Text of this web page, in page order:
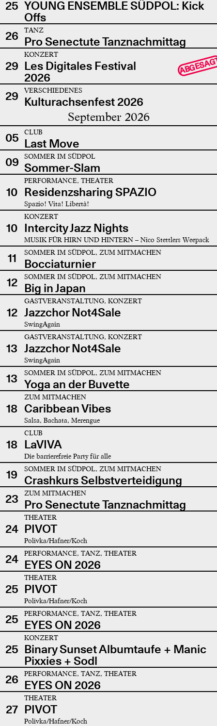
25 YOUNG ENSEMBLE SÜDPOL: Kick
Offs
26
TANZ
Pro Senectute Tanznachmittag
29
KONZERT
Les Digitales Festival
2026
29 VERSCHIEDENES
Kulturachsenfest 2026
September 2026
05 CLUB
Last Move
09
SOMMER IM SÜDPOL
Sommer-Slam
10
PERFORMANCE, THEATER
Residenzsharing SPAZIO
Spazio! Vita! Libertà!
10
KONZERT
Intercity Jazz Nights
MUSIK FÜR HIRN UND HINTERN – Nico Stettlers Weepack
11 SOMMER IM SÜDPOL, ZUM MITMACHEN
Bocciaturnier
12
SOMMER IM SÜDPOL, ZUM MITMACHEN
Big in Japan
12
GASTVERANSTALTUNG, KONZERT
Jazzchor Not4Sale
SwingAgain
13
GASTVERANSTALTUNG, KONZERT
Jazzchor Not4Sale
SwingAgain
13 SOMMER IM SÜDPOL, ZUM MITMACHEN
Yoga an der Buvette
18
ZUM MITMACHEN
Caribbean Vibes
Salsa, Bachata, Merengue
18
CLUB
LaVIVA
Die barrierefreie Party für alle
19 SOMMER IM SÜDPOL, ZUM MITMACHEN
Crashkurs Selbstverteidigung
23
ZUM MITMACHEN
Pro Senectute Tanznachmittag
24
THEATER
PIVOT
Polivka/Hafner/Koch
24 PERFORMANCE, TANZ, THEATER
EYES ON 2026
25
THEATER
PIVOT
Polivka/Hafner/Koch
25 PERFORMANCE, TANZ, THEATER
EYES ON 2026
25
KONZERT
Binary Sunset Albumtaufe + Manic
Pixxies + Sodl
26
PERFORMANCE, TANZ, THEATER
EYES ON 2026
27
THEATER
PIVOT
Polivka/Hafner/Koch